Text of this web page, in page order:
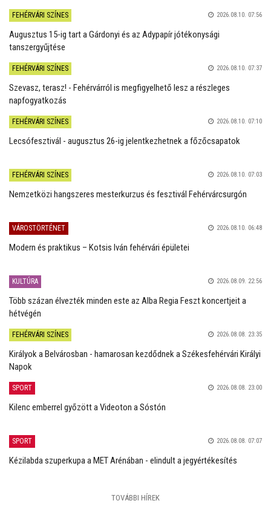
FEHÉRVÁRI SZÍNES 2026.08.10. 07:56
Augusztus 15-ig tart a Gárdonyi és az Adypapír jótékonysági
tanszergyűjtése
FEHÉRVÁRI SZÍNES 2026.08.10. 07:37
Szevasz, terasz! - Fehérvárról is megfigyelhető lesz a részleges
napfogyatkozás
FEHÉRVÁRI SZÍNES 2026.08.10. 07:10
Lecsófesztivál - augusztus 26-ig jelentkezhetnek a főzőcsapatok
FEHÉRVÁRI SZÍNES 2026.08.10. 07:03
Nemzetközi hangszeres mesterkurzus és fesztivál Fehérvárcsurgón
VÁROSTÖRTÉNET 2026.08.10. 06:48
Modern és praktikus – Kotsis Iván fehérvári épületei
KULTÚRA 2026.08.09. 22:56
Több százan élvezték minden este az Alba Regia Feszt koncertjeit a
hétvégén
FEHÉRVÁRI SZÍNES 2026.08.08. 23:35
Királyok a Belvárosban - hamarosan kezdődnek a Székesfehérvári Királyi
Napok
SPORT 2026.08.08. 23:00
Kilenc emberrel győzött a Videoton a Sóstón
SPORT 2026.08.08. 07:07
Kézilabda szuperkupa a MET Arénában - elindult a jegyértékesítés
TOVÁBBI HÍREK